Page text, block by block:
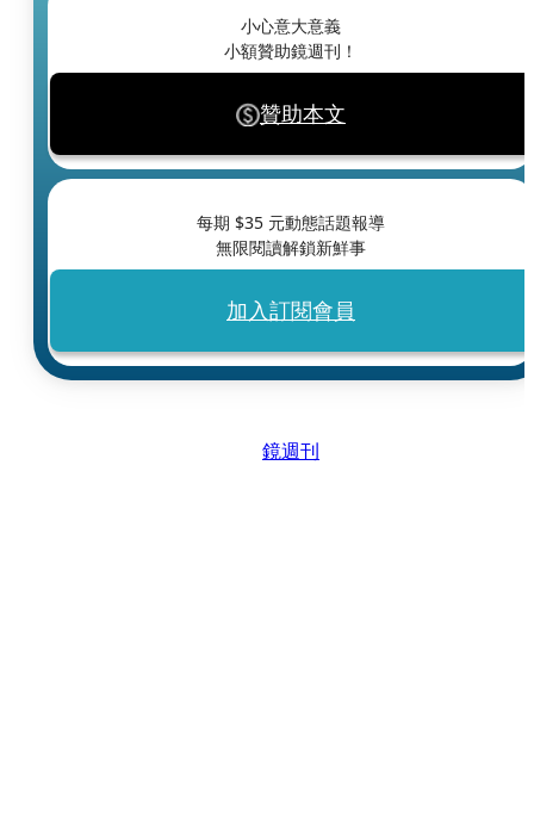
小心意大意義
小額贊助鏡週刊！
贊助本文
每期 $35 元動態話題報導
無限閱讀解鎖新鮮事
加入訂閱會員
鏡週刊